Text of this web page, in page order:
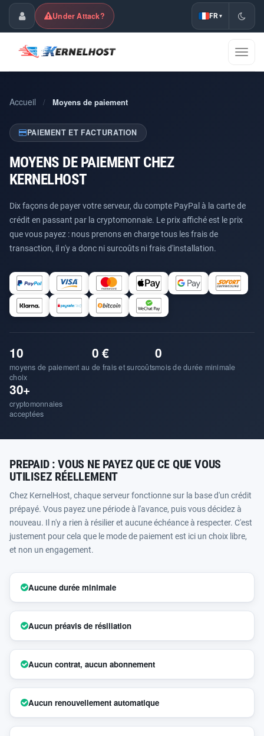
Espace ClientUnder Attack? FR ▾
Accueil / Moyens de paiement
PAIEMENT ET FACTURATION
MOYENS DE PAIEMENT CHEZ
KERNELHOST
Dix façons de payer votre serveur, du compte PayPal à la carte de
crédit en passant par la cryptomonnaie. Le prix affiché est le prix
que vous payez : nous prenons en charge tous les frais de
transaction, il n'y a donc ni surcoûts ni frais d'installation.
10
moyens de paiement au
choix
0 €
de frais et surcoûts
0
mois de durée minimale
30+
cryptomonnaies
acceptées
PREPAID : VOUS NE PAYEZ QUE CE QUE VOUS
UTILISEZ RÉELLEMENT
Chez KernelHost, chaque serveur fonctionne sur la base d'un crédit
prépayé. Vous payez une période à l'avance, puis vous décidez à
nouveau. Il n'y a rien à résilier et aucune échéance à respecter. C'est
justement pour cela que le mode de paiement est ici un choix libre,
et non un engagement.
Aucune durée minimale
Aucun préavis de résiliation
Aucun contrat, aucun abonnement
Aucun renouvellement automatique